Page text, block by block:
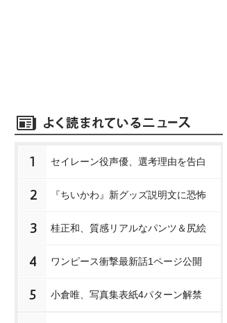
1 セイレーン役声優、選考理由を告白
2 『ちいかわ』新グッズ説明文に恐怖
3 桂正和、質感リアルなパンツ＆尻絵
4 ワンピース衝撃最新話1ページ公開
5 小倉唯、写真集表紙4パターン解禁